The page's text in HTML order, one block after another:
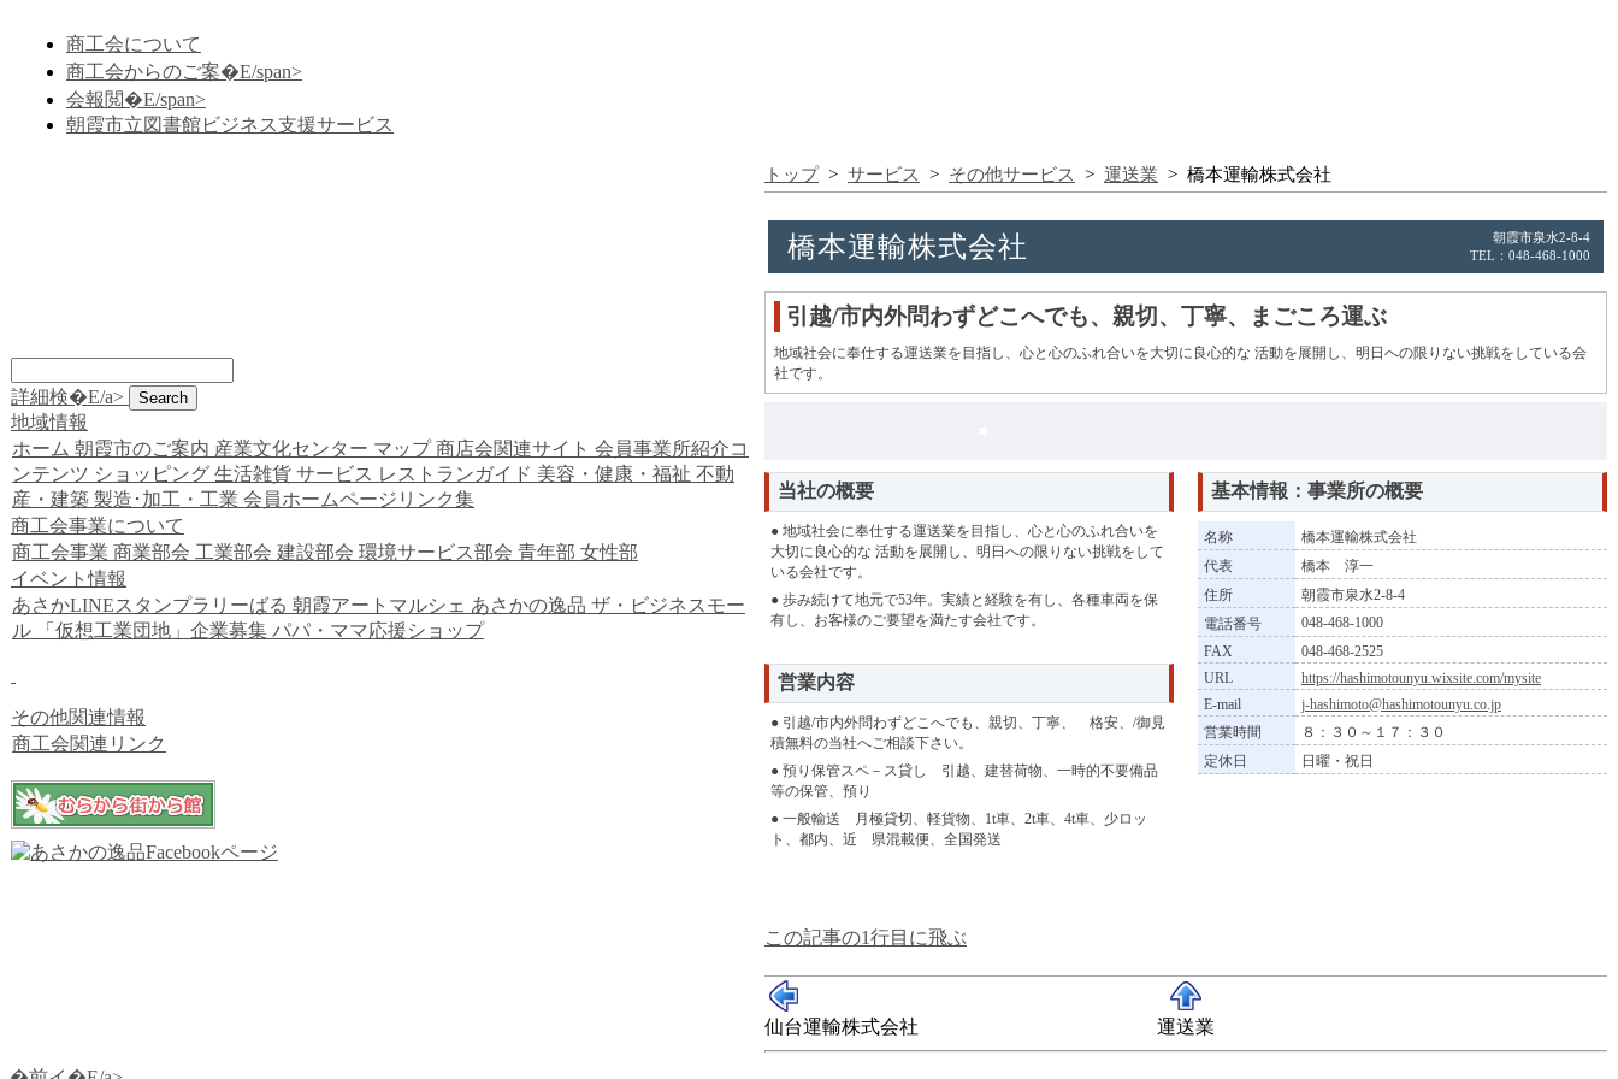
商工会について
商工会からのご案�E/span>
会報閲�E/span>
朝霞市立図書館ビジネス支援サービス
詳細検�E/a>
地域情報
ホーム 朝霞市のご案内 産業文化センター マップ 商店会関連サイト 会員事業所紹介コ
ンテンツ ショッピング 生活雑貨 サービス レストランガイド 美容・健康・福祉 不動
産・建築 製造･加工・工業 会員ホームページリンク集
商工会事業について
商工会事業 商業部会 工業部会 建設部会 環境サービス部会 青年部 女性部
イベント情報
あさかLINEスタンプラリーばる 朝霞アートマルシェ あさかの逸品 ザ・ビジネスモー
ル
「仮想工業団地」企業募集 パパ・ママ応援ショップ
その他関連情報
商工会関連リンク
トップ> サービス > その他サービス > 運送業 > 橋本運輸株式会社
橋本運輸株式会社
朝霞市泉水2-8-4
TEL：048-468-1000
引越/市内外問わずどこへでも、親切、丁寧、まごころ運ぶ
地域社会に奉仕する運送業を目指し、心と心のふれ合いを大切に良心的な 活動を展開し、明日への限りない挑戦をしている会
社です。
当社の概要
● 地域社会に奉仕する運送業を目指し、心と心のふれ合いを
大切に良心的な 活動を展開し、明日への限りない挑戦をして
いる会社です。
● 歩み続けて地元で53年。実績と経験を有し、各種車両を保
有し、お客様のご要望を満たす会社です。
営業内容
● 引越/市内外問わずどこへでも、親切、丁寧、 格安、/御見
積無料の当社へご相談下さい。
● 預り保管スペ－ス貸し 引越、建替荷物、一時的不要備品
等の保管、預り
● 一般輸送 月極貸切、軽貨物、1t車、2t車、4t車、少ロッ
ト、都内、近 県混載便、全国発送
基本情報：事業所の概要
名称
橋本運輸株式会社
代表
橋本 淳一
住所
朝霞市泉水2-8-4
電話番号
048-468-1000
FAX
048-468-2525
URL
https://hashimotounyu.wixsite.com/mysite
E-mail
j-hashimoto@hashimotounyu.co.jp
営業時間
８：３０～１７：３０
定休日
日曜・祝日
この記事の1行目に飛ぶ
仙台運輸株式会社 運送業